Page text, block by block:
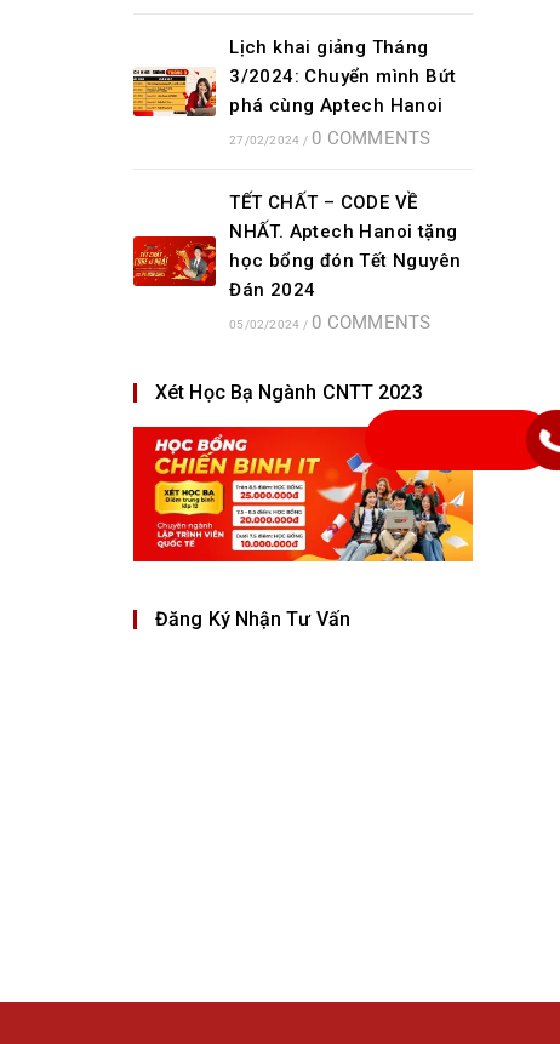
Lịch khai giảng Tháng
3/2024: Chuyển mình Bứt
phá cùng Aptech Hanoi
27/02/2024 / 0 COMMENTS
TẾT CHẤT – CODE VỀ
NHẤT. Aptech Hanoi tặng
học bổng đón Tết Nguyên
Đán 2024
05/02/2024 / 0 COMMENTS
Xét Học Bạ Ngành CNTT 2023
Đăng Ký Nhận Tư Vấn